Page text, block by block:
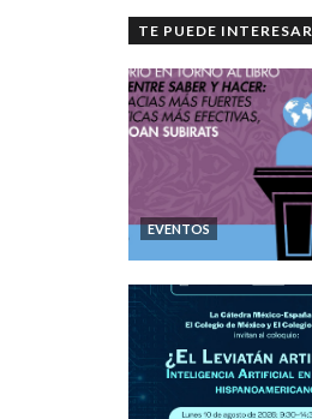
TE PUEDE INTERESAR
EVENTOS